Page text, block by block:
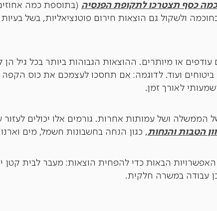
כמה כסף תצטרכו לתקופת הפנסיה (בתוספת כמה
ולשקול גם הוצאות חירום פוטנציאליות, בשל
או מיותרים. ההוצאות הגבוהות ביותר בכל גיל הן
ביטוחים ועוד. לדוגמה: אם תחסכו לעצמכם את כוס הקפה
לאורך זמן.
הממשלה ושל עמותות אחרות. גורמים אלו יכולים
הטבות והנחות, כגון הנחה בחשבונות חשמל, מים
הבאות כדי להפחית הוצאות: מעבר לבית קטן